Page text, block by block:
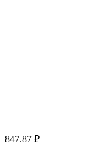
847.87 ₽